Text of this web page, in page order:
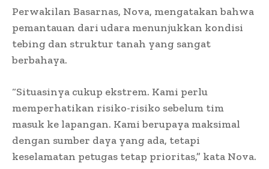
Perwakilan Basarnas, Nova, mengatakan bahwa
pemantauan dari udara menunjukkan kondisi
tebing dan struktur tanah yang sangat
berbahaya.
“Situasinya cukup ekstrem. Kami perlu
memperhatikan risiko-risiko sebelum tim
masuk ke lapangan. Kami berupaya maksimal
dengan sumber daya yang ada, tetapi
keselamatan petugas tetap prioritas,” kata Nova.